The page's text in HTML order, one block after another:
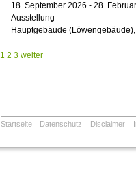
18. September 2026 - 28.
Ausstellung
Hauptgebäude
1 2 3 weiter
Startseite Datenschutz Disclaimer